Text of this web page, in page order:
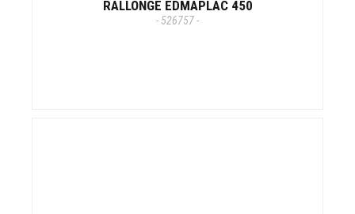
RALLONGE EDMAPLAC 450
- 526757 -